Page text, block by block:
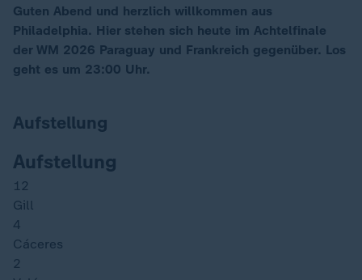
Guten Abend und herzlich willkommen aus
Philadelphia. Hier stehen sich heute im Achtelfinale
der WM 2026 Paraguay und Frankreich gegenüber. Los
geht es um 23:00 Uhr.
Aufstellung
Aufstellung
12
Gill
4
Cáceres
2